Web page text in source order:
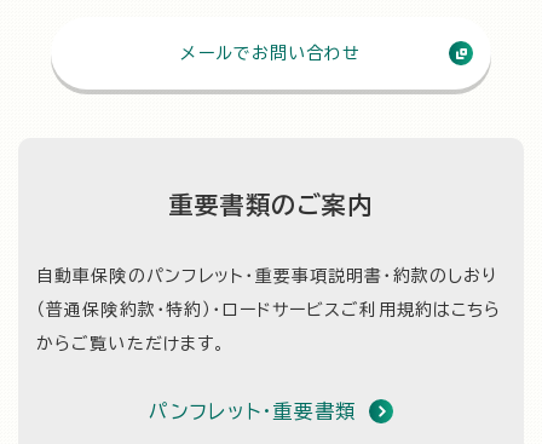
メールでお問い合わせ
重要書類のご案内
自動車保険のパンフレット・重要事項説明書・約款のしおり
（普通保険約款・特約）・ ロードサービスご利用規約はこちら
からご覧いただけます。
パンフレット・重要書類